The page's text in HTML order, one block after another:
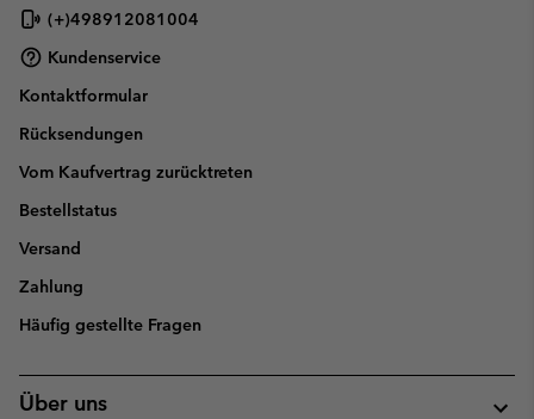
(+)498912081004
Kundenservice
Kontaktformular
Rücksendungen
Vom Kaufvertrag zurücktreten
Bestellstatus
Versand
Zahlung
Häufig gestellte Fragen
Über uns